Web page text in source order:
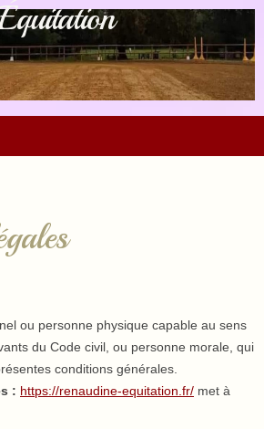
ou personne physique capable au sens
du Code civil, ou personne morale, qui
conditions générales.
: https://renaudine-equitation.fr/ met à